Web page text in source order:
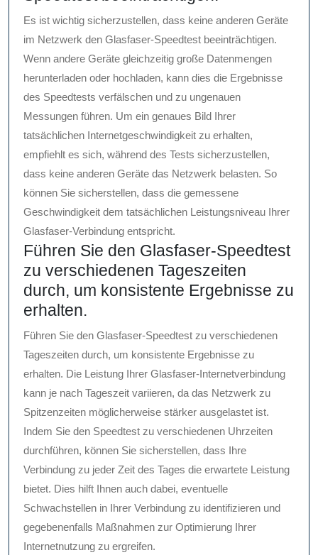
Es ist wichtig sicherzustellen, dass keine anderen Geräte
im Netzwerk den Glasfaser-Speedtest beeinträchtigen.
Wenn andere Geräte gleichzeitig große Datenmengen
herunterladen oder hochladen, kann dies die Ergebnisse
des Speedtests verfälschen und zu ungenauen
Messungen führen. Um ein genaues Bild Ihrer
tatsächlichen Internetgeschwindigkeit zu erhalten,
empfiehlt es sich, während des Tests sicherzustellen,
dass keine anderen Geräte das Netzwerk belasten. So
können Sie sicherstellen, dass die gemessene
Geschwindigkeit dem tatsächlichen Leistungsniveau Ihrer
Glasfaser-Verbindung entspricht.
Führen Sie den Glasfaser-Speedtest
zu verschiedenen Tageszeiten
durch, um konsistente Ergebnisse zu
erhalten.
Führen Sie den Glasfaser-Speedtest zu verschiedenen
Tageszeiten durch, um konsistente Ergebnisse zu
erhalten. Die Leistung Ihrer Glasfaser-Internetverbindung
kann je nach Tageszeit variieren, da das Netzwerk zu
Spitzenzeiten möglicherweise stärker ausgelastet ist.
Indem Sie den Speedtest zu verschiedenen Uhrzeiten
durchführen, können Sie sicherstellen, dass Ihre
Verbindung zu jeder Zeit des Tages die erwartete Leistung
bietet. Dies hilft Ihnen auch dabei, eventuelle
Schwachstellen in Ihrer Verbindung zu identifizieren und
gegebenenfalls Maßnahmen zur Optimierung Ihrer
Internetnutzung zu ergreifen.